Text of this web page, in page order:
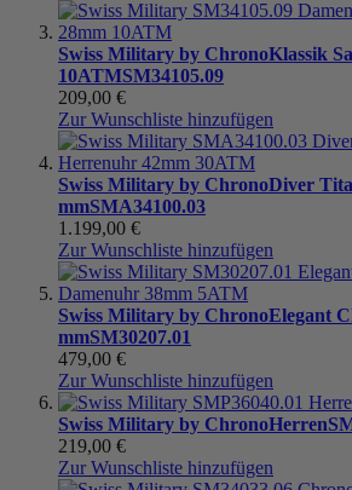
Swiss Military by ChronoKlassik
10ATMSM34105.09
209,00 €
Zur Wunschliste hinzufügen
Swiss Military by ChronoDiver
mmSMA34100.03
1.199,00 €
Zur Wunschliste hinzufügen
Swiss Military by ChronoElegant
mmSM30207.01
479,00 €
Zur Wunschliste hinzufügen
Swiss Military by ChronoHerren
219,00 €
Zur Wunschliste hinzufügen